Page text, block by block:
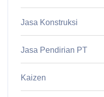
Jasa Konstruksi
Jasa Pendirian PT
Kaizen